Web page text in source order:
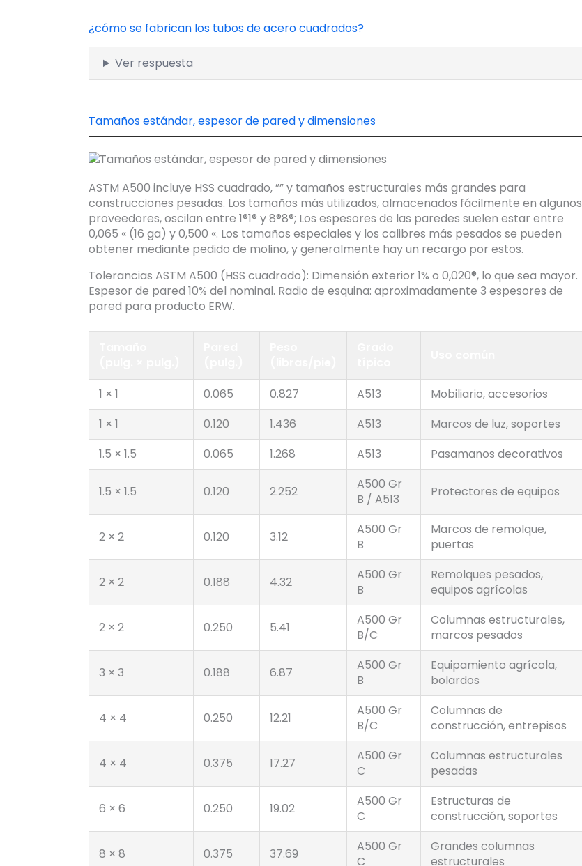
¿cómo se fabrican los tubos de acero cuadrados?
Ver respuesta
Tamaños estándar, espesor de pared y dimensiones
ASTM A500 incluye HSS cuadrado, ”” y tamaños estructurales más grandes para
construcciones pesadas. Los tamaños más utilizados, almacenados fácilmente en algunos
proveedores, oscilan entre 1®1® y 8®8®; Los espesores de las paredes suelen estar entre
0,065 « (16 ga) y 0,500 «. Los tamaños especiales y los calibres más pesados se pueden
obtener mediante pedido de molino, y generalmente hay un recargo por estos.
Tolerancias ASTM A500 (HSS cuadrado): Dimensión exterior 1% o 0,020®, lo que sea mayor.
Espesor de pared 10% del nominal. Radio de esquina: aproximadamente 3 espesores de
pared para producto ERW.
1 × 1 0.065 0.827 A513
Mobiliario, accesorios
1 × 1
0.120 1.436 A513
Marcos de luz, soportes
1.5 × 1.5
0.065 1.268 A513 Pasamanos decorativos
1.5 × 1.5 0.120 2.252
A500 Gr
B / A513
Protectores de equipos
2 × 2 0.120 3.12
A500 Gr
B
Marcos de remolque,
puertas
2 × 2 0.188 4.32
A500 Gr
B
Remolques pesados,
equipos agrícolas
2 × 2 0.250 5.41
A500 Gr
B/C
Columnas estructurales,
marcos pesados
3 × 3 0.188 6.87
A500 Gr
B
Equipamiento agrícola,
bolardos
4 × 4 0.250 12.21
A500 Gr
B/C
Columnas de
construcción, entrepisos
4 × 4 0.375 17.27
A500 Gr
C
Columnas estructurales
pesadas
6 × 6 0.250 19.02
A500 Gr
C
Estructuras de
construcción, soportes
8 × 8 0.375 37.69
A500 Gr
C
Grandes columnas
estructurales